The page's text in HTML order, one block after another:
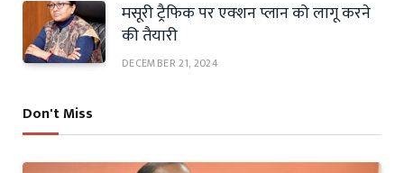
मसूरी ट्रैफिक पर एक्शन प्लान को लागू करने
की तैयारी
DECEMBER 21, 2024
Don't Miss